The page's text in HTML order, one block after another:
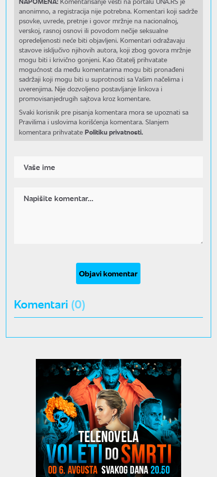
anonimno, a registracija nije potrebna. Komentari koji sadrže
psovke, uvrede, pretnje i govor mržnje na nacionalnoj,
verskoj, rasnoj osnovi ili povodom nečije seksualne
opredeljenosti neće biti objavljeni. Komentari odražavaju
stavove isključivo njihovih autora, koji zbog govora mržnje
mogu biti i krivično gonjeni. Kao čitatelj prihvatate
mogućnost da među komentarima mogu biti pronađeni
sadržaji koji mogu biti u suprotnosti sa Vašim načelima i
uverenjima. Nije dozvoljeno postavljanje linkova i
promovisanjedrugih sajtova kroz komentare.
Svaki korisnik pre pisanja komentara mora se upoznati sa
Pravilima i uslovima korišćenja komentara. Slanjem
komentara prihvatate Politiku privatnosti.
Objavi komentar
Komentari (0)